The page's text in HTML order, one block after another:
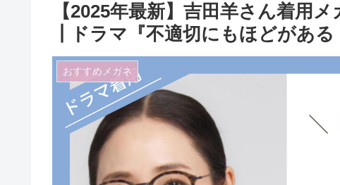
【2025年最新】吉田羊さん着用
┃ドラマ『不適切にもほどがある
おすすめメガネ